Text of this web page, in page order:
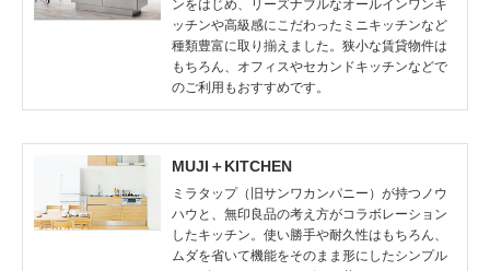
ンをはじめ、リーズナブルなオールインワンキ
ッチンや高級感にこだわったミニキッチンなど
種類豊富に取り揃えました。狭小な賃貸物件は
もちろん、オフィスやセカンドキッチンなどで
のご利用もおすすめです。
MUJI＋KITCHEN
ミラタップ（旧サンワカンパニー）が持つノウ
ハウと、無印良品の考え方がコラボレーション
したキッチン。使い勝手や耐久性はもちろん、
ムダを省いて機能をそのまま形にしたシンプル